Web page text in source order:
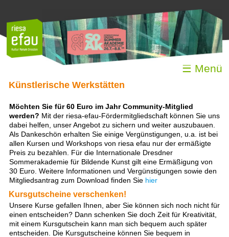
☰ Menü
Künstlerische Werkstätten
Möchten Sie für 60 Euro im Jahr Community-Mitglied
werden? Mit der riesa-efau-Fördermitgliedschaft können Sie uns
dabei helfen, unser Angebot zu sichern und weiter auszubauen.
Als Dankeschön erhalten Sie einige Vergünstigungen, u.a. ist bei
allen Kursen und Workshops von riesa efau nur der ermäßigte
Preis zu bezahlen. Für die Internationale Dresdner
Sommerakademie für Bildende Kunst gilt eine Ermäßigung von
30 Euro. Weitere Informationen und Vergünstigungen sowie den
Mitgliedsantrag zum Download finden Sie hier
Kursgutscheine verschenken!
Unsere Kurse gefallen Ihnen, aber Sie können sich noch nicht für
einen entscheiden? Dann schenken Sie doch Zeit für Kreativität,
mit einem Kursgutschein kann man sich bequem auch später
entscheiden. Die Kursgutscheine können Sie bequem in